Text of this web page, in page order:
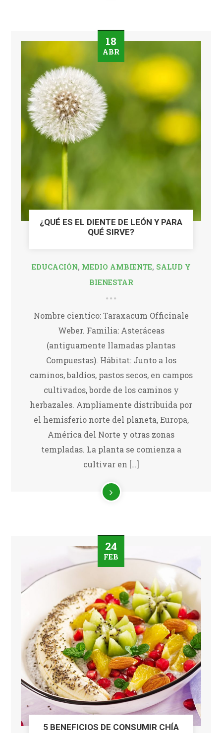
18
ABR
¿QUÉ ES EL DIENTE DE LEÓN Y PARA
QUÉ SIRVE?
EDUCACIÓN, MEDIO AMBIENTE, SALUD Y
BIENESTAR
Nombre cientíco: Taraxacum Officinale
Weber. Familia: Asteráceas
(antiguamente llamadas plantas
Compuestas). Hábitat: Junto a los
caminos, baldíos, pastos secos, en campos
cultivados, borde de los caminos y
herbazales. Ampliamente distribuida por
el hemisferio norte del planeta, Europa,
América del Norte y otras zonas
templadas. La planta se comienza a
cultivar en […]
24
FEB
5 BENEFICIOS DE CONSUMIR CHÍA